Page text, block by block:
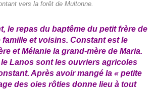
vers la forêt de Multonne.
le repas du baptême du petit frère de
famille et voisins. Constant est le
et Mélanie la grand-mère de Maria.
Lanos sont les ouvriers agricoles
Après avoir mangé la « petite
des oies rôties donne lieu à tout